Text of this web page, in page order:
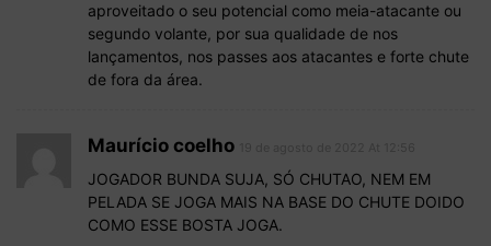
aproveitado o seu potencial como meia-atacante ou
segundo volante, por sua qualidade de nos
lançamentos, nos passes aos atacantes e forte chute
de fora da área.
Maurício coelho
JOGADOR BUNDA SUJA, SÓ CHUTAO, NEM EM
PELADA SE JOGA MAIS NA BASE DO CHUTE DOIDO
COMO ESSE BOSTA JOGA.